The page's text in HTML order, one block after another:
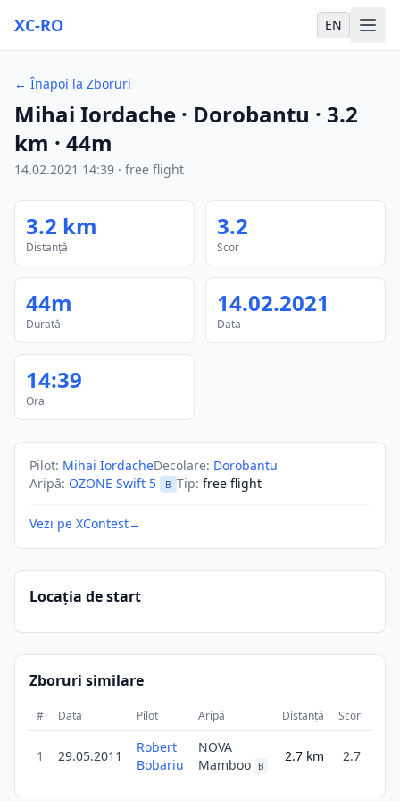
XC-RO EN
← Înapoi la Zboruri
Mihai Iordache · Dorobantu · 3.2
km · 44m
14.02.2021 14:39 · free flight
3.2 km
Distanță
3.2
Scor
44m
Durată
14.02.2021
Data
14:39
Ora
Pilot: Mihai IordacheDecolare: Dorobantu
Aripă: OZONE Swift 5 B Tip: free flight
Vezi pe XContest→
Locația de start
Zboruri similare
# Data Pilot Aripă Distanță Scor
1 29.05.2011
Robert
Bobariu
NOVA
Mamboo
B
2.7 km 2.7